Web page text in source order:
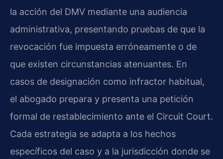
la acción del DMV mediante una audiencia
administrativa, presentando pruebas de que la
revocación fue impuesta erróneamente o de
que existen circunstancias atenuantes. En
casos de designación como infractor habitual,
el abogado prepara y presenta una petición
formal de restablecimiento ante el Circuit Court.
Cada estrategia se adapta a los hechos
específicos del caso y a la jurisdicción donde se